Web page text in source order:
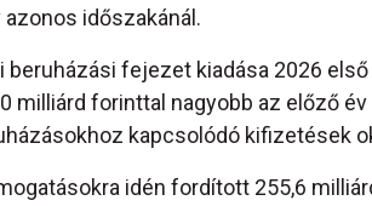
időszakánál.
beruházási fejezet kiadása 2026
milliárd forinttal nagyobb az előző
kapcsolódó kifizetések
idén fordított 255,6